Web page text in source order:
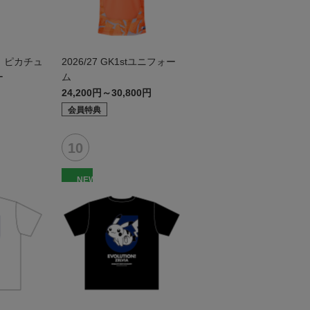
カチュ
2026/27 GK1stユニフォー
ム
24,200円～30,800円
会員特典
NEW